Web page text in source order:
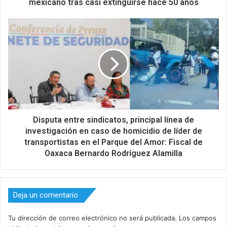
mexicano tras casi extinguirse hace 50 años
Disputa entre sindicatos, principal línea de
investigación en caso de homicidio de líder de
transportistas en el Parque del Amor: Fiscal de
Oaxaca Bernardo Rodríguez Alamilla
Deja un comentario
Tu dirección de correo electrónico no será publicada. Los campos